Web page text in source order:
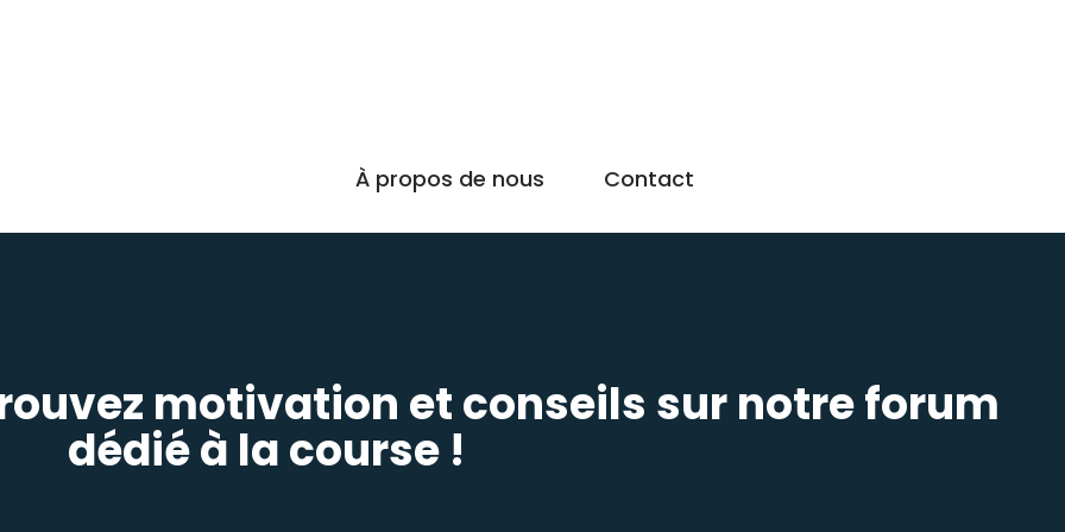
À propos de nous Contact
motivation et conseils sur notre forum
dédié à la course !